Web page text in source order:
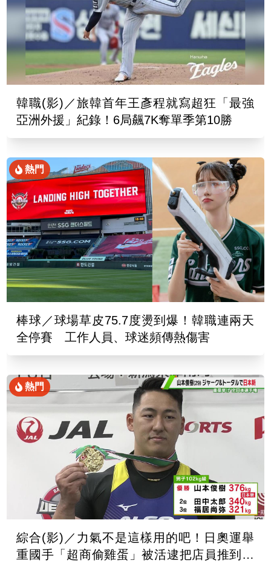
韓職(影)／旅韓首年王彥程就寫超狂「最強
亞洲外援」紀錄！6局飆7K奪單季第10勝
熱門
棒球／球場草皮75.7度燙到爆！韓職連兩天
全停賽 工作人員、球迷頻傳熱傷害
熱門
綜合(影)／力氣不是這樣用的吧！日奧運舉
重國手「超商偷雞蛋」被活逮把店員推到骨